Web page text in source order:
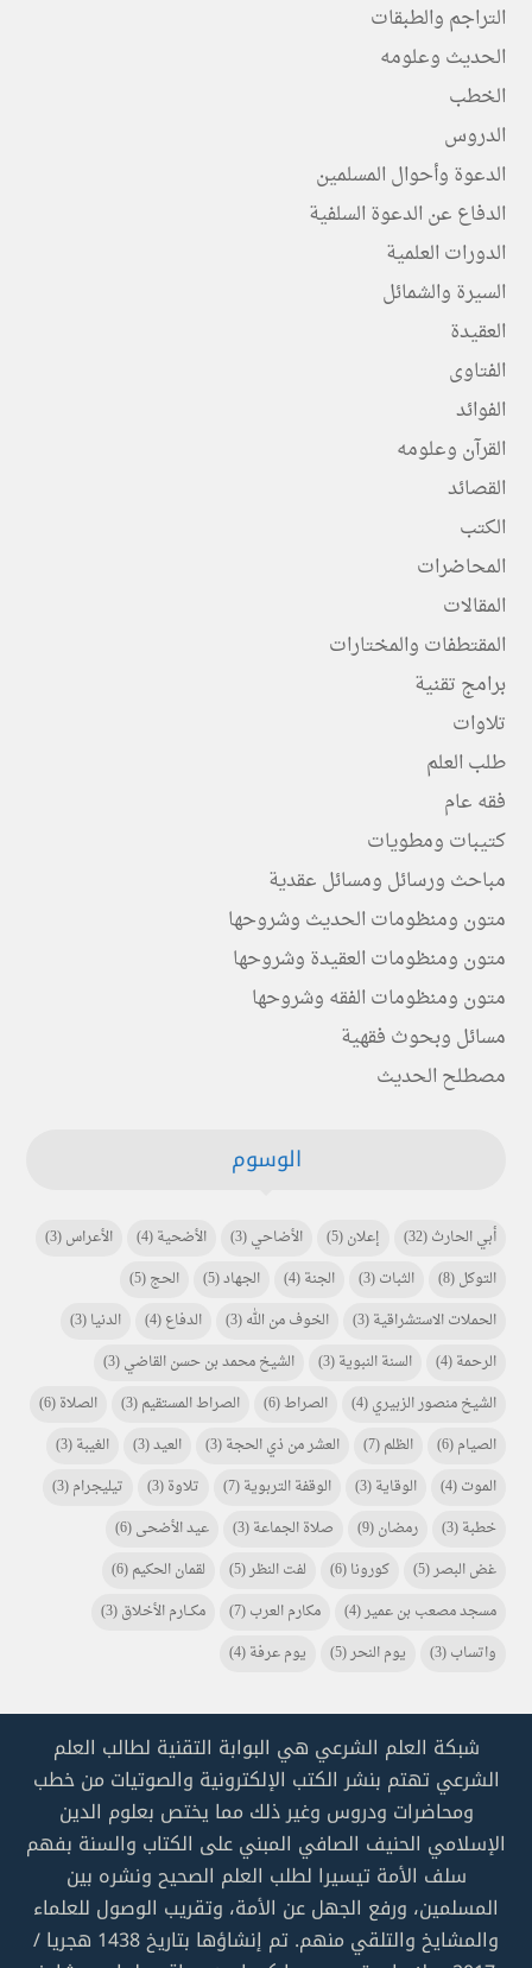
التراجم والطبقات
الحديث وعلومه
الخطب
الدروس
الدعوة وأحوال المسلمين
الدفاع عن الدعوة السلفية
الدورات العلمية
السيرة والشمائل
العقيدة
الفتاوى
الفوائد
القرآن وعلومه
القصائد
الكتب
المحاضرات
المقالات
المقتطفات والمختارات
برامج تقنية
تلاوات
طلب العلم
فقه عام
كتيبات ومطويات
مباحث ورسائل ومسائل عقدية
متون ومنظومات الحديث وشروحها
متون ومنظومات العقيدة وشروحها
متون ومنظومات الفقه وشروحها
مسائل وبحوث فقهية
مصطلح الحديث
الوسوم
أبي الحارث(32) إعلان(5) الأضاحي(3) الأضحية(4) الأعراس(3)
التوكل(8) الثبات(3) الجنة(4) الجهاد(5) الحج(5)
الحملات الاستشراقية(3) الخوف من الله(3) الدفاع(4) الدنيا(3)
الرحمة(4) السنة النبوية(3) الشيخ محمد بن حسن القاضي(3)
الشيخ منصور الزبيري(4) الصراط(6) الصراط المستقيم(3) الصلاة(6)
الصيام(6) الظلم(7) العشر من ذي الحجة(3) العيد(3) الغيبة(3)
الموت(4) الوقاية(3) الوقفة التربوية(7) تلاوة(3) تيليجرام(3)
خطبة(3) رمضان(9) صلاة الجماعة(3) عيد الأضحى(6)
غض البصر(5) كورونا(6) لفت النظر(5) لقمان الحكيم(6)
مسجد مصعب بن عمير(4) مكارم العرب(7) مكـــارم الأخلاق(3)
واتساب(3) يوم النحر(5) يوم عرفة(4)
شبكة العلم الشرعي هي البوابة التقنية لطالب العلم
الشرعي تهتم بنشر الكتب الإلكترونية والصوتيات من خطب
ومحاضرات ودروس وغير ذلك مما يختص بعلوم الدين
الإسلامي الحنيف الصافي المبني على الكتاب والسنة بفهم
سلف الأمة تيسيرا لطلب العلم الصحيح ونشره بين
المسلمين، ورفع الجهل عن الأمة، وتقريب الوصول للعلماء
والمشايخ والتلقي منهم. تم إنشاؤها بتاريخ 1438 هجريا /